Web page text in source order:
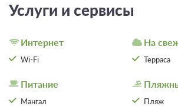
Услуги и сервисы
Интернет
Wi-Fi
Питание
Мангал
На
Терраса
Пляж